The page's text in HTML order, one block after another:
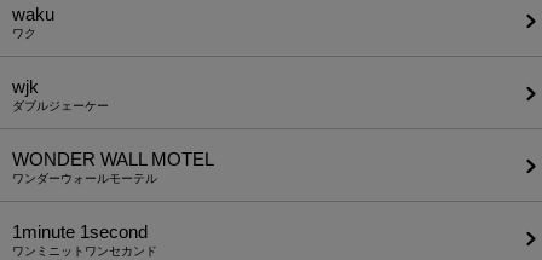
waku
ワク
wjk
ダブルジェーケー
WONDER WALL MOTEL
ワンダーウォールモーテル
1minute​ 1second
ワンミニットワンセカンド